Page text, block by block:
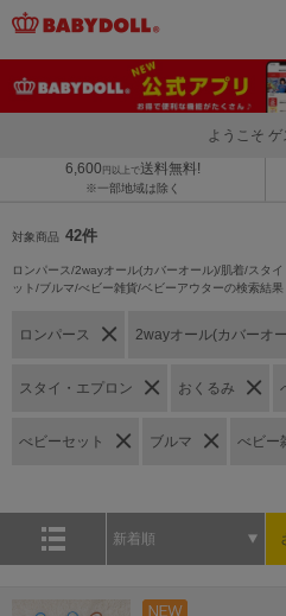
ようこそ ゲ
6,600 円以上で送料無料!
※一部地域は除く
対象商品 42件
ロンパース/2wayオール(カバーオール)/肌着/スタ
ット/ブルマ/べビー雑貨/ベビーアウターの検索結果
ロンパース 2wayオール(カバーオ
スタイ・エプロン おくるみ
べビーセット ブルマ べビー
新着順